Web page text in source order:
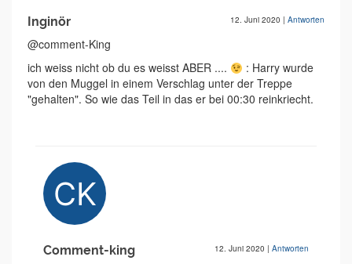
Inginör 12. Juni 2020 | Antworten
@comment-King
ich weiss nicht ob du es weisst ABER ....
: Harry wurde
von den Muggel in einem Verschlag unter der Treppe
"gehalten". So wie das Teil in das er bei 00:30 reinkriecht.
Comment-king 12. Juni 2020 | Antworten